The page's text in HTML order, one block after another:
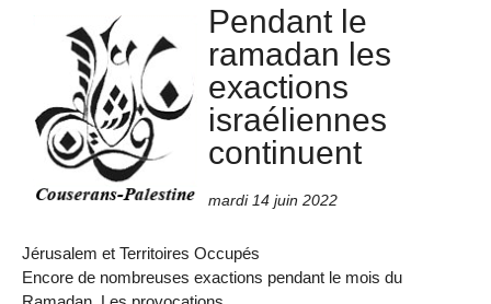
Pendant le
ramadan les
exactions
israéliennes
continuent
mardi 14 juin 2022
Jérusalem et Territoires Occupés
Encore de nombreuses exactions pendant le mois du